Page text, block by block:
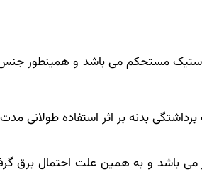
مستحکم می باشد و همینطور جنس
بدنه بر اثر استفاده طولانی
می باشد و به همین علت احتمال برق